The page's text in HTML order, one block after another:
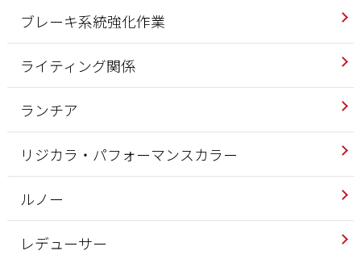
ブレーキ系統強化作業
ライティング関係
ランチア
リジカラ・パフォーマンスカラー
ルノー
レデューサー